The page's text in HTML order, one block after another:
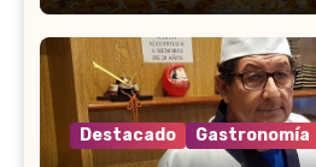
Destacado Gastronomía